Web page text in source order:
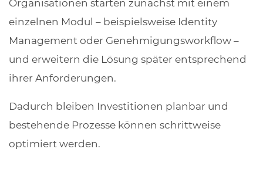
Organisationen starten zunächst mit einem
einzelnen Modul – beispielsweise Identity
Management oder Genehmigungsworkflow –
und erweitern die Lösung später entsprechend
ihrer Anforderungen.
Dadurch bleiben Investitionen planbar und
bestehende Prozesse können schrittweise
optimiert werden.